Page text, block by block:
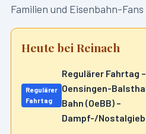
Familien und Eisenbahn-
Heute beiReinach
Regulärer
Fahrtag
Regulärer Fahrtag –
Oensingen-
Bahn (OeBB) –
Dampf-/